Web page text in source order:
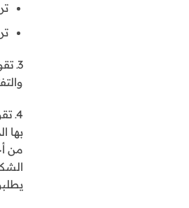
3ـ
4ـ
بها
من